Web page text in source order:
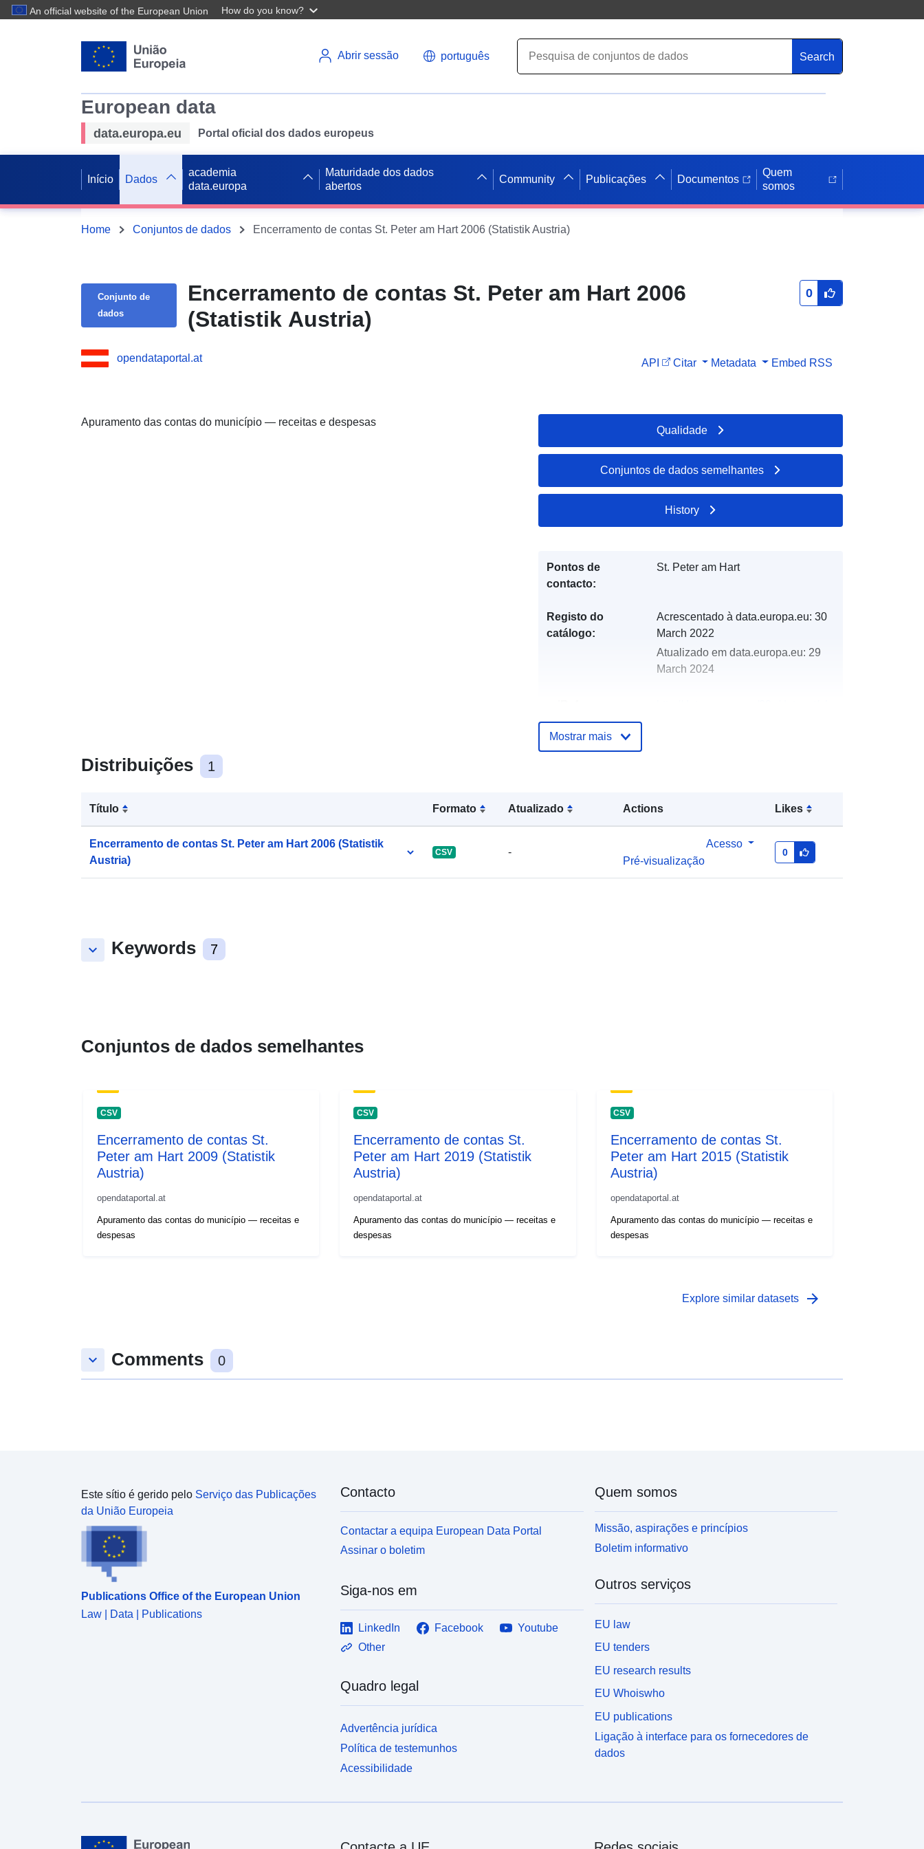
An official website of the European Union How do you know?
Abrir sessão português Search
European data
data.europa.eu Portal oficial dos dados europeus
Início Dados
academia
data.europa
Maturidade dos dados
abertos
Community Publicações Documentos
Quem
somos
Home Conjuntos de dados Encerramento de contas St. Peter am Hart 2006 (Statistik Austria)
Conjunto de
dados
Encerramento de contas St. Peter am Hart 2006
(Statistik Austria)
0
opendataportal.at API Citar Metadata Embed RSS
Apuramento das contas do município — receitas e despesas
Distribuições 1
Título Formato Atualizado Actions Likes
Encerramento de contas St. Peter am Hart 2006 (Statistik
Austria)
CSV -
Acesso
Pré-visualização
0
keyboard_arrow_down Keywords 7
Qualidade
Conjuntos de dados semelhantes
History
Pontos de
contacto:
St. Peter am Hart
Registo do
catálogo:
Acrescentado à data.europa.eu: 30
March 2022
Atualizado em data.europa.eu: 29
March 2024
Mostrar mais
Conjuntos de dados semelhantes
CSV
Encerramento de contas St.
Peter am Hart 2009 (Statistik
Austria)
opendataportal.at
Apuramento das contas do município — receitas e
despesas
CSV
Encerramento de contas St.
Peter am Hart 2019 (Statistik
Austria)
opendataportal.at
Apuramento das contas do município — receitas e
despesas
CSV
Encerramento de contas St.
Peter am Hart 2015 (Statistik
Austria)
opendataportal.at
Apuramento das contas do município — receitas e
despesas
Explore similar datasets arrow_forward
keyboard_arrow_down Comments 0
Este sítio é gerido pelo Serviço das Publicações
da União Europeia
Publications Office of the European Union
Law | Data | Publications
Contacto
Contactar a equipa European Data Portal
Assinar o boletim
Siga-nos em
LinkedIn Facebook
Youtube
Other
Quadro legal
Advertência jurídica
Política de testemunhos
Acessibilidade
Quem somos
Missão, aspirações e princípios
Boletim informativo
Outros serviços
EU law
EU tenders
EU research results
EU Whoiswho
EU publications
Ligação à interface para os fornecedores de
dados